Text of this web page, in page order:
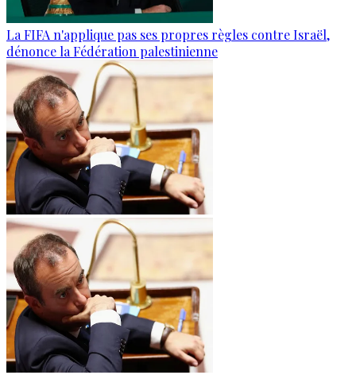
La FIFA n'applique pas ses propres règles contre Israël,
dénonce la Fédération palestinienne